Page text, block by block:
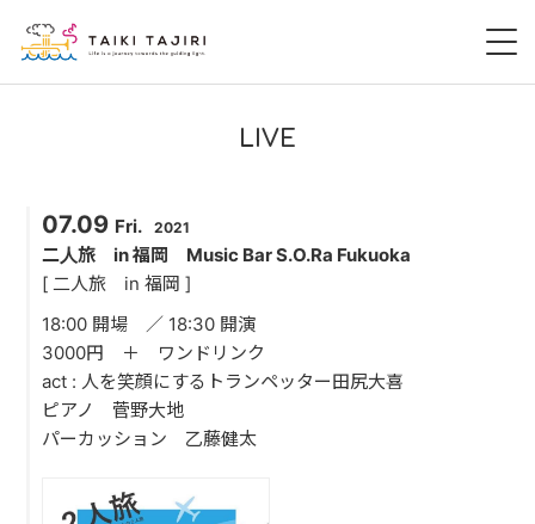
LIVE
LIVE
07.09 Fri. 2021
二人旅 in 福岡 Music Bar S.O.Ra Fukuoka
[ 二人旅 in 福岡 ]
18:00 開場 ／ 18:30 開演
3000円 ＋ ワンドリンク
act : 人を笑顔にするトランペッター田尻大喜
ピアノ 菅野大地
パーカッション 乙藤健太